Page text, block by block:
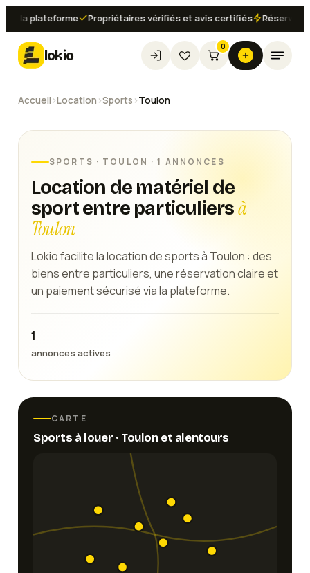
la plateforme Propriétaires vérifiés et avis certifiés Réservation
lokio
0
Accueil ›Location ›Sports ›Toulon
SPORTS · TOULON · 1 ANNONCES
Location de matériel de
sport entre particuliersà
Toulon
Lokio facilite la location de sports à Toulon : des
biens entre particuliers, une réservation claire et
un paiement sécurisé via la plateforme.
1
annonces actives
CARTE
Sports à louer · Toulonet alentours